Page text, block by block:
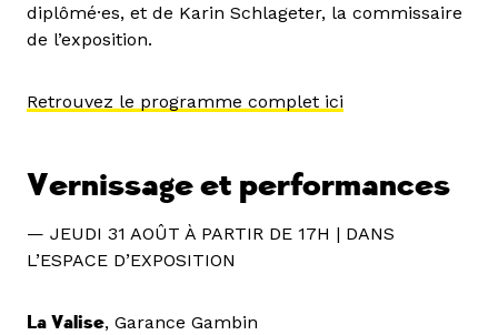
diplômé·es, et de Karin Schlageter, la commissaire
de l’exposition.
Retrouvez le programme complet ici
Vernissage et performances
— JEUDI 31 AOÛT À PARTIR DE 17H | DANS
L’ESPACE D’EXPOSITION
La Valise, Garance Gambin